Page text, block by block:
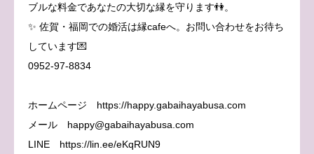
ブルな料金であなたの大切な縁を守ります👫。
✨ 佐賀・福岡での婚活は縁cafeへ。お問い合わせをお待ち
しています💌
0952-97-8834
ホームページ https://happy.gabaihayabusa.com
メール happy@gabaihayabusa.com
LINE https://lin.ee/eKqRUN9